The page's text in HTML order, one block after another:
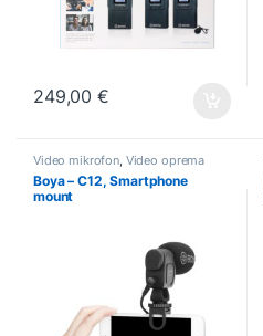
249,00€
Video mikrofon, Video oprema
Boya – C12, Smartphone
mount